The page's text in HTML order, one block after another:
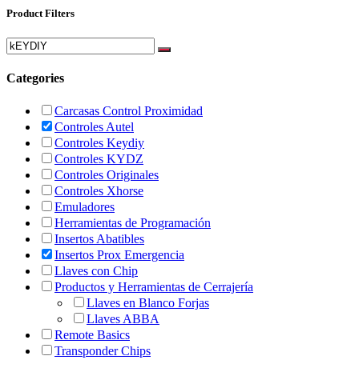
Product Filters
Categories
Carcasas Control Proximidad
Controles Autel
Controles Keydiy
Controles KYDZ
Controles Originales
Controles Xhorse
Emuladores
Herramientas de Programación
Insertos Abatibles
Insertos Prox Emergencia
Llaves con Chip
Productos y Herramientas de Cerrajería
Llaves en Blanco Forjas
Llaves ABBA
Remote Basics
Transponder Chips